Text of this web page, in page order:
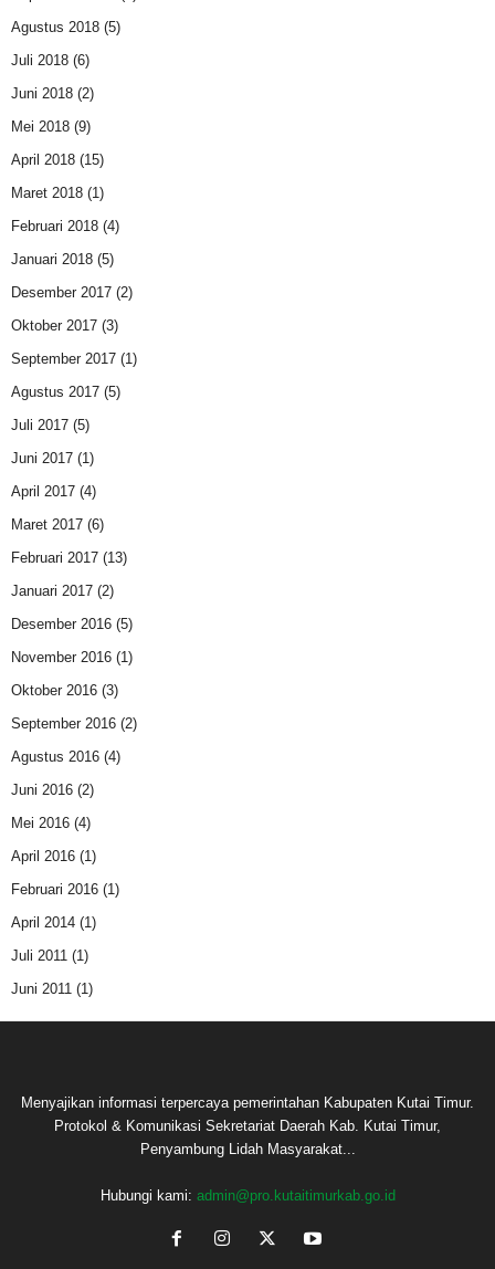
Agustus 2018 (5)
Juli 2018 (6)
Juni 2018 (2)
Mei 2018 (9)
April 2018 (15)
Maret 2018 (1)
Februari 2018 (4)
Januari 2018 (5)
Desember 2017 (2)
Oktober 2017 (3)
September 2017 (1)
Agustus 2017 (5)
Juli 2017 (5)
Juni 2017 (1)
April 2017 (4)
Maret 2017 (6)
Februari 2017 (13)
Januari 2017 (2)
Desember 2016 (5)
November 2016 (1)
Oktober 2016 (3)
September 2016 (2)
Agustus 2016 (4)
Juni 2016 (2)
Mei 2016 (4)
April 2016 (1)
Februari 2016 (1)
April 2014 (1)
Juli 2011 (1)
Juni 2011 (1)
Menyajikan informasi terpercaya pemerintahan Kabupaten Kutai Timur.
Protokol & Komunikasi Sekretariat Daerah Kab. Kutai Timur,
Penyambung Lidah Masyarakat...
Hubungi kami: admin@pro.kutaitimurkab.go.id